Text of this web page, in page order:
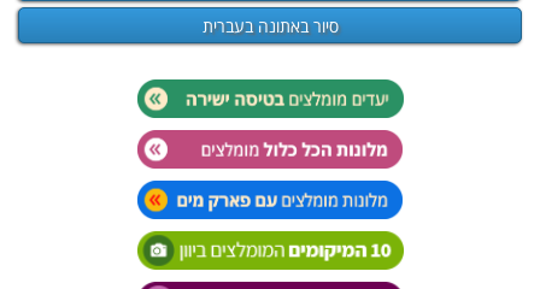
סיור באתונה בעברית